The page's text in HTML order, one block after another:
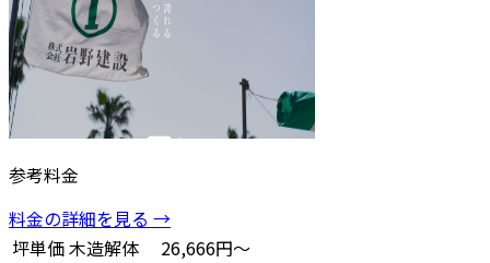
参考料金
料金の詳細を見る →
坪単価木造解体
26,666円～